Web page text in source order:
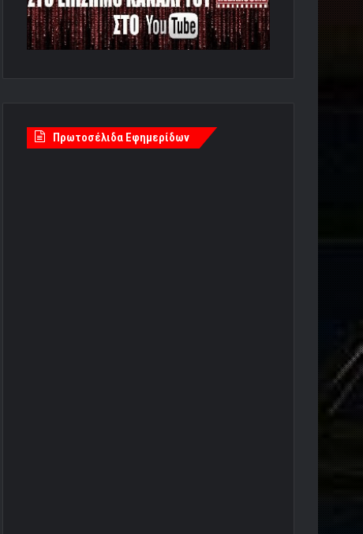
Πρωτοσέλιδα Εφημερίδων